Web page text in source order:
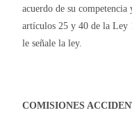
acuerdo de su
artículos 25 y 40 de la Ley
le señale la ley.
COMISIONES